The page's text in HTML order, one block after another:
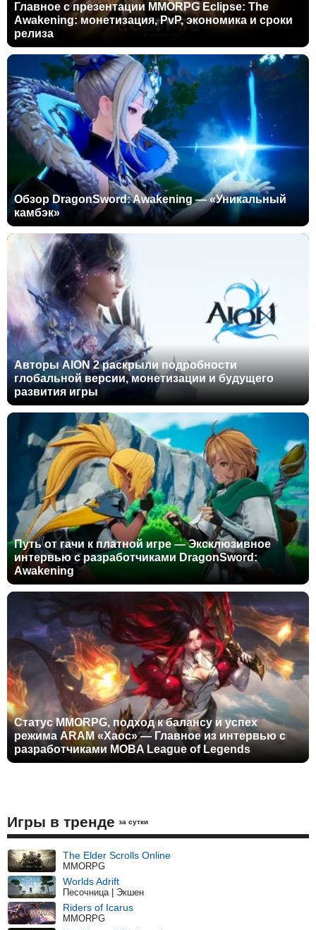
Главное с презентации MMORPG Eclipse: The
Awakening: монетизация, PvP, экономика и сроки
релиза
Обзор DragonSword: Awakening — «Уникальный
камбэк»
Авторы AION 2 раскрыли подробности
глобальной версии, монетизации и будущего
развития игры
Путь от гачи к платной игре — Эксклюзивное
интервью с разработчиками DragonSword:
Awakening
Статус MMORPG, подход к балансу и успех
режима ARAM «Хаос» — Главное из интервью с
разработчиками MOBA League of Legends
Игры в тренде за сутки
The Elder Scrolls Online
MMORPG
Worlds Adrift
Песочница | Экшен
Riders of Icarus
MMORPG